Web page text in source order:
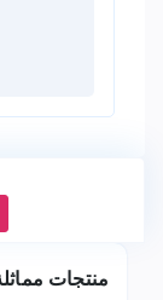
منتجات